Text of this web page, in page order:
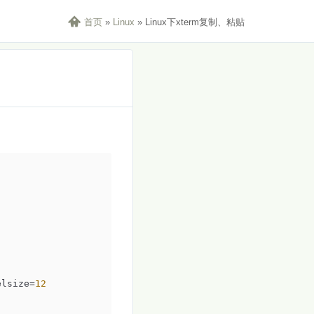
 首页 » Linux » Linux下xterm复制、粘贴
12